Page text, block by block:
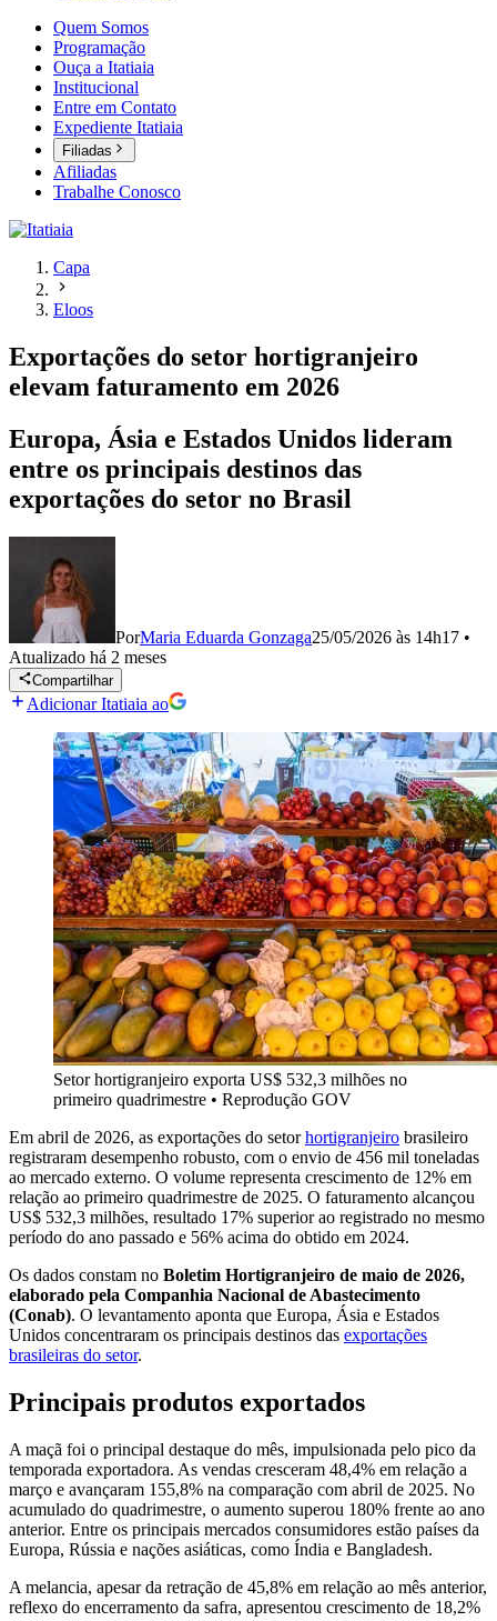
Quem Somos
Programação
Ouça a Itatiaia
Institucional
Entre em Contato
Expediente Itatiaia
Filiadas
Afiliadas
Trabalhe Conosco
Capa
Eloos
Exportações do setor hortigranjeiro
elevam faturamento em 2026
Europa, Ásia e Estados Unidos lideram
entre os principais destinos das
exportações do setor no Brasil
PorMaria Eduarda Gonzaga25/05/2026 às 14h17 •
Atualizado há 2 meses
Compartilhar
Adicionar Itatiaia ao
Setor hortigranjeiro exporta US$ 532,3 milhões no
primeiro quadrimestre • Reprodução GOV
Em abril de 2026, as exportações do setorhortigranjeiro brasileiro
registraram desempenho robusto, com o envio de 456 mil toneladas
ao mercado externo. O volume representa crescimento de 12% em
relação ao primeiro quadrimestre de 2025. O faturamento alcançou
US$ 532,3 milhões, resultado 17% superior ao registrado no mesmo
período do ano passado e 56% acima do obtido em 2024.
Os dados constam no Boletim Hortigranjeiro de maio de 2026,
elaborado pela Companhia Nacional de Abastecimento
(Conab). O levantamento aponta que Europa, Ásia e Estados
Unidos concentraram os principais destinos das exportações
brasileiras do setor.
Principais produtos exportados
A maçã foi o principal destaque do mês, impulsionada pelo pico da
temporada exportadora. As vendas cresceram 48,4% em relação a
março e avançaram 155,8% na comparação com abril de 2025. No
acumulado do quadrimestre, o aumento superou 180% frente ao ano
anterior. Entre os principais mercados consumidores estão países da
Europa, Rússia e nações asiáticas, como Índia e Bangladesh.
A melancia, apesar da retração de 45,8% em relação ao mês anterior,
reflexo do encerramento da safra, apresentou crescimento de 18,2%